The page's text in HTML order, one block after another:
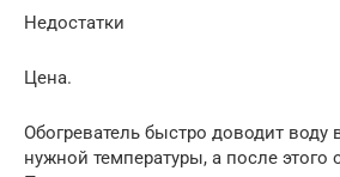
Недостатки
Цена.
Обогреватель быстро доводит воду
нужной температуры, а после этого